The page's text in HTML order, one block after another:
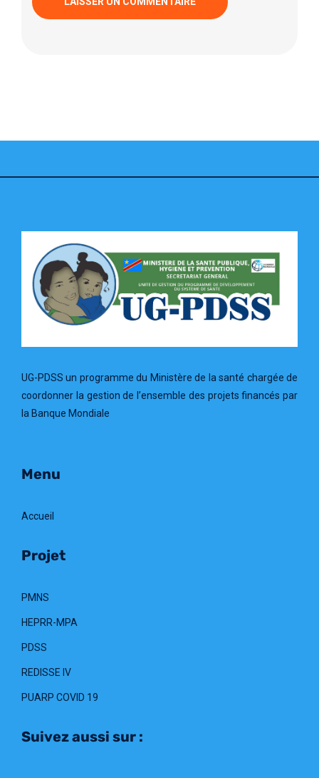
UG-PDSS un programme du Ministère de la santé chargée de
coordonner la gestion de l’ensemble des projets financés par
la Banque Mondiale
Menu
Accueil
Projet
PMNS
HEPRR-MPA
PDSS
REDISSE IV
PUARP COVID 19
Suivez aussi sur :